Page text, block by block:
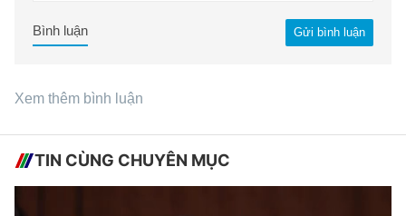
Gửi bình luận
Bình luận
Xem thêm bình luận
TIN CÙNG CHUYÊN MỤC